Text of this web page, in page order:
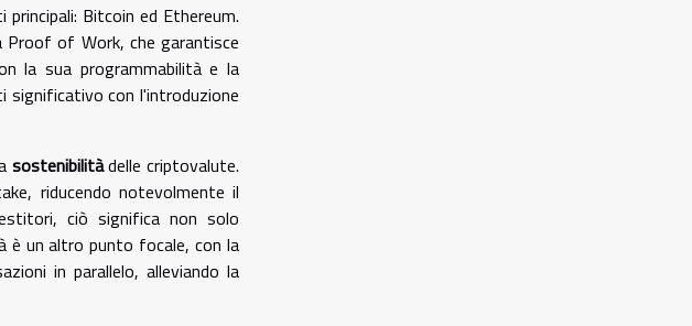
Bitcoin ed Ethereum.
Proof of Work, che garantisce
la sua programmabilità e la
significativo con l'introduzione
sostenibilitàdelle criptovalute.
riducendo notevolmente il
ciò significa non solo
è un altro punto focale, con la
in parallelo, alleviando la